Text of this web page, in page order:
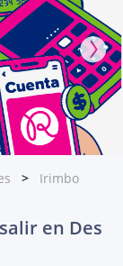
Irimbo
en Des